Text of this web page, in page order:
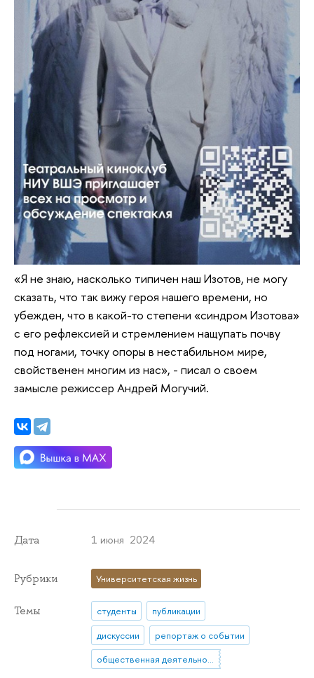
«Я не знаю, насколько типичен наш Изотов, не могу
сказать, что так вижу героя нашего времени, но
убежден, что в какой-то степени «синдром Изотова»
с его рефлексией и стремлением нащупать почву
под ногами, точку опоры в нестабильном мире,
свойственен многим из нас», - писал о своем
замысле режиссер Андрей Могучий.
Дата 1 июня 2024
Рубрики Университетская жизнь
Темы студенты
публикации
дискуссии
репортаж о событии
общественная деятельность